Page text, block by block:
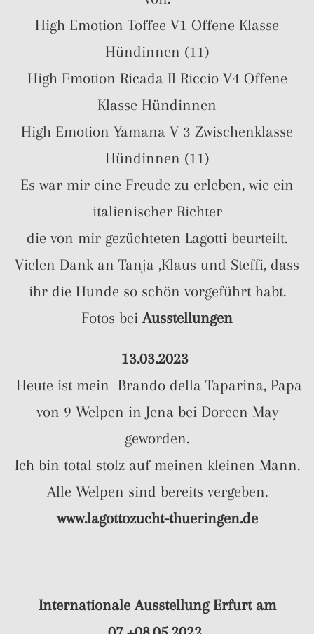
High Emotion Toffee V1 Offene Klasse
Hündinnen (11)
High Emotion Ricada Il Riccio V4 Offene
Klasse Hündinnen
High Emotion Yamana V 3 Zwischenklasse
Hündinnen (11)
Es war mir eine Freude zu erleben, wie ein
italienischer Richter
die von mir gezüchteten Lagotti beurteilt.
Vielen Dank an Tanja ,Klaus und Steffi, dass
ihr die Hunde so schön vorgeführt habt.
Fotos beiAusstellungen
13.03.2023
Heute ist mein Brando della Taparina, Papa
von 9 Welpen in Jena bei Doreen May
geworden.
Ich bin total stolz auf meinen kleinen Mann.
Alle Welpen sind bereits vergeben.
www.lagottozucht-thueringen.de
Internationale Ausstellung Erfurt am